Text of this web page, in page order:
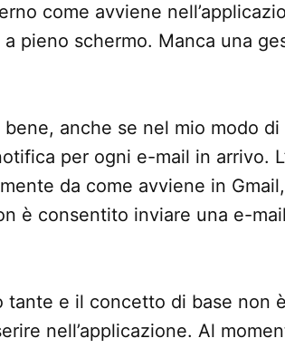
come avviene
pieno schermo. Manca una
anche se nel mio modo
per ogni e-mail in arrivo.
da come avviene in
è consentito inviare una e-
tante e il concetto di base non
nell’applicazione. Al